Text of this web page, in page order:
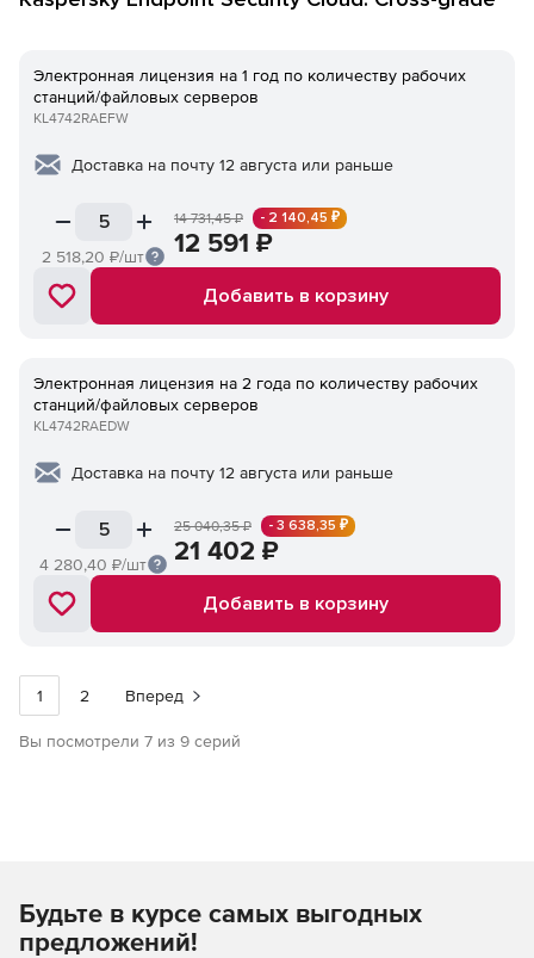
Электронная лицензия на 1 год по количеству рабочих
станций/файловых серверов
KL4742RAEFW
Доставка на почту 12 августа или раньше
2 518,20 ₽/шт
14 731,45₽ - 2 140,45 ₽
12 591 ₽
Добавить в корзину
Электронная лицензия на 2 года по количеству рабочих
станций/файловых серверов
KL4742RAEDW
Доставка на почту 12 августа или раньше
4 280,40 ₽/шт
25 040,35₽ - 3 638,35 ₽
21 402 ₽
Добавить в корзину
1 2 Вперед
Вы посмотрели 7 из 9 серий
Будьте в курсе самых выгодных
предложений!